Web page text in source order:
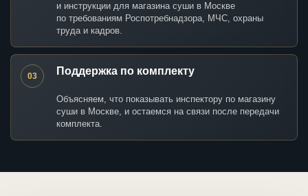
и инструкции для магазина суши в Москве
по требованиям Роспотребнадзора, МЧС, охраны
труда и кадров.
03 Поддержка по комплекту
Объясняем, что показывать инспектору по магазину
суши в Москве, и остаемся на связи после передачи
комплекта.